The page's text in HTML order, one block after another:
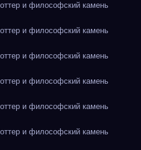
и философский камень
и философский камень
и философский камень
и философский камень
и философский камень
и философский камень